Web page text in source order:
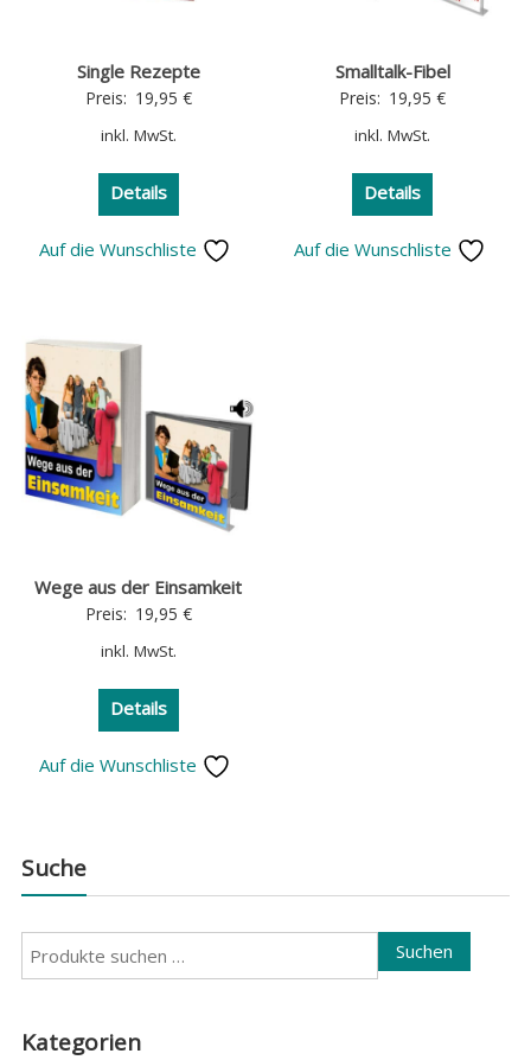
Single Rezepte
Preis: 19,95 €
inkl. MwSt.
Details
Auf die Wunschliste
Smalltalk-Fibel
Preis: 19,95€
inkl. MwSt.
Details
Auf die Wunschliste
Wege aus der Einsamkeit
Preis: 19,95 €
inkl. MwSt.
Details
Auf die Wunschliste
Suche
Suchen
nach:
Suchen
Kategorien